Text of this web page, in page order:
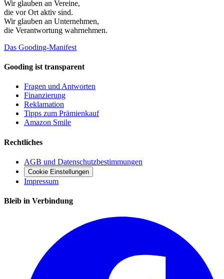
Wir glauben an Vereine,
die vor Ort aktiv sind.
Wir glauben an Unternehmen,
die Verantwortung wahrnehmen.
Das Gooding-Manifest
Gooding ist transparent
Fragen und Antworten
Finanzierung
Reklamation
Tipps zum Prämienkauf
Amazon Smile
Rechtliches
AGB und Datenschutzbestimmungen
Cookie Einstellungen
Impressum
Bleib in Verbindung